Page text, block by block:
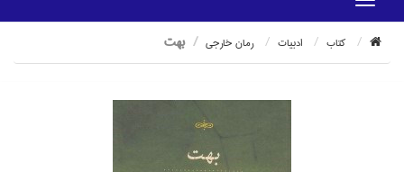
كتاب ادبيات رمان خارجي بهت